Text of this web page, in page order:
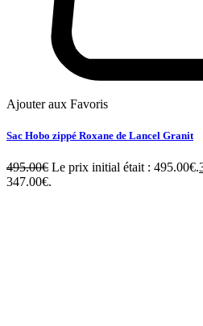
Ajouter aux Favoris
Sac Hobo zippé Roxane de Lancel Granit
495.00€ Le prix initial était : 495.00€.
347.00€.